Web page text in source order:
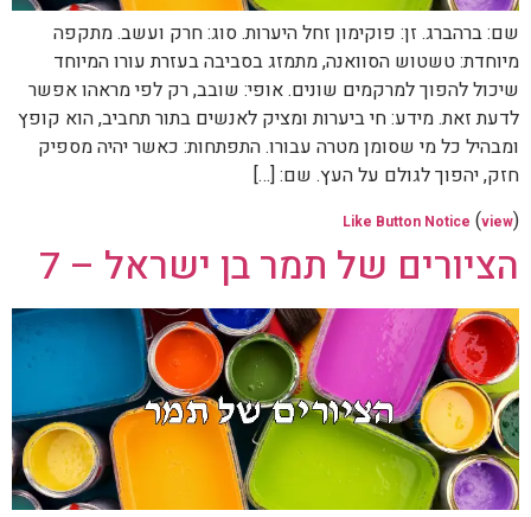
שם: ברהברג. זן: פוקימון זחל היערות. סוג: חרק ועשב. מתקפה
מיוחדת: טשטוש הסוואנה, מתמזג בסביבה בעזרת עורו המיוחד
שיכול להפוך למרקמים שונים. אופי: שובב, רק לפי מראהו אפשר
לדעת זאת. מידע: חי ביערות ומציק לאנשים בתור תחביב, הוא קופץ
ומבהיל כל מי שסומן מטרה עבורו. התפתחות: כאשר יהיה מספיק
חזק, יהפוך לגולם על העץ. שם: […]
Like Button Notice (view)
הציורים של תמר בן ישראל – 7